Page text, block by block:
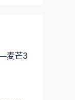
麦芒3